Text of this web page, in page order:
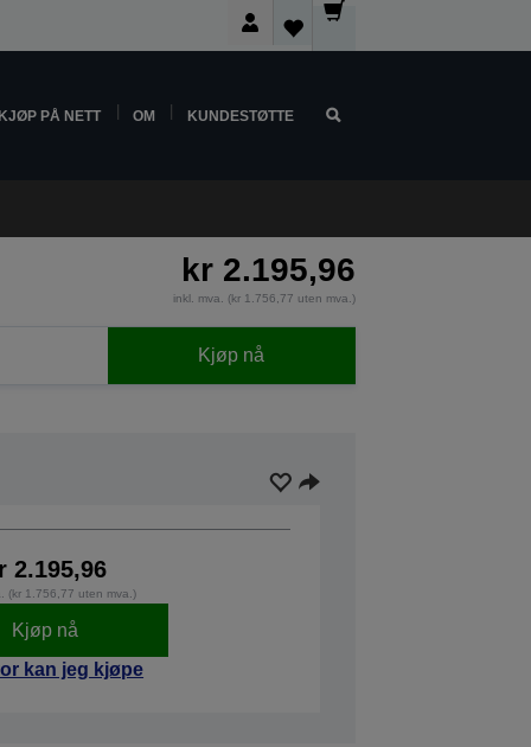
KJØP PÅ NETT OM KUNDESTØTTE
kr 2.195,96
inkl. mva. (kr 1.756,77 uten mva.)
Kjøp nå
2.195,96
(kr 1.756,77 uten mva.)
Kjøp nå
kan jeg kjøpe